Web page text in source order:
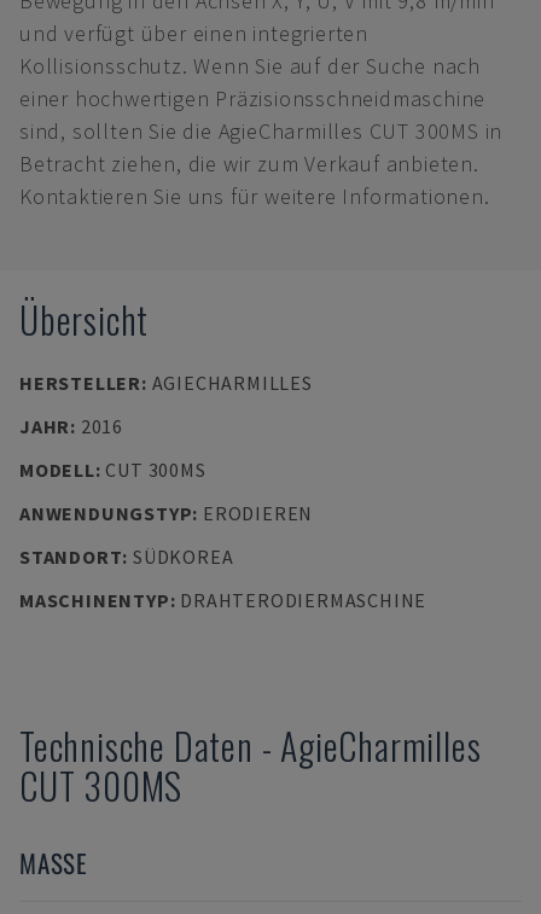
und verfügt über einen integrierten
Kollisionsschutz. Wenn Sie auf der Suche nach
einer hochwertigen Präzisionsschneidmaschine
sind, sollten Sie die AgieCharmilles CUT 300MS in
Betracht ziehen, die wir zum Verkauf anbieten.
Kontaktieren Sie uns für weitere Informationen.
Übersicht
HERSTELLER: AGIECHARMILLES
JAHR: 2016
MODELL: CUT 300MS
ANWENDUNGSTYP: ERODIEREN
STANDORT: SÜDKOREA
MASCHINENTYP: DRAHTERODIERMASCHINE
Technische Daten - AgieCharmilles
CUT 300MS
MASSE